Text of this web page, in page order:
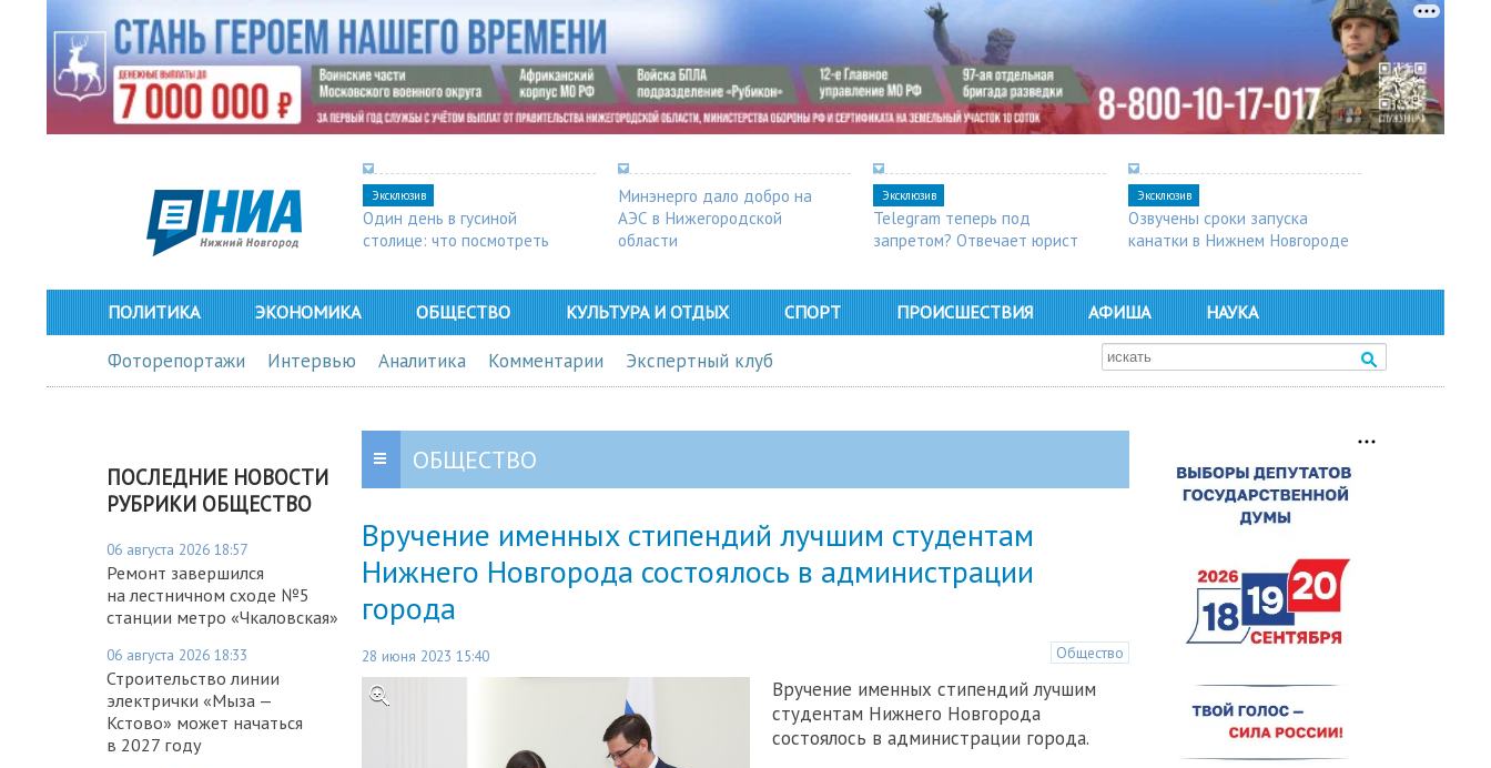
Эксклюзив
Один день в гусиной
столице: что посмотреть
Минэнерго дало добро на
АЭС в Нижегородской
области
Эксклюзив
Telegram теперь под
запретом? Отвечает юрист
Эксклюзив
Озвучены сроки запуска
канатки в Нижнем Новгороде
ПОЛИТИКА ЭКОНОМИКА ОБЩЕСТВО КУЛЬТУРА И ОТДЫХ СПОРТ ПРОИСШЕСТВИЯ АФИША НАУКА
Фоторепортажи Интервью Аналитика Комментарии Экспертный клуб
ПОСЛЕДНИЕ НОВОСТИ
РУБРИКИ ОБЩЕСТВО
06 августа 2026 18:57
Ремонт завершился
на лестничном сходе №5
станции метро «Чкаловская»
06 августа 2026 18:33
Строительство линии
электрички «Мыза —
Кстово» может начаться
в 2027 году
ОБЩЕСТВО
Вручение именных стипендий лучшим студентам
Нижнего Новгорода состоялось в администрации
города
28 июня 2023 15:40 Общество
Вручение именных стипендий лучшим
студентам Нижнего Новгорода
состоялось в администрации города.